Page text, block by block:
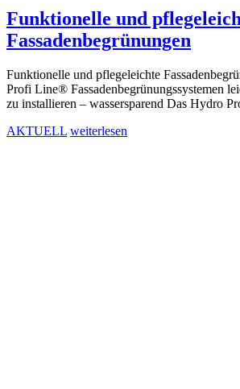
Funktionelle und
Fassadenbegrünungen
Funktionelle und pflegeleichte
Profi Line® Fassadenbegrünungssystemen
zu installieren – wassersparend Das Hydro
AKTUELL weiterlesen